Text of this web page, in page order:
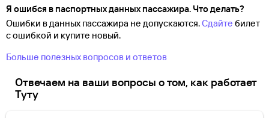
Я ошибся в паспортных данных пассажира. Что делать?
Ошибки в данных пассажира не допускаются.Сдайте билет
с ошибкой и купите новый.
Больше полезных вопросов и ответов
Отвечаем на ваши вопросы о том, как работает
Туту